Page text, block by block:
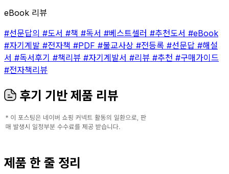
eBook 리뷰
#선문답의 #도서 #책 #독서 #베스트셀러 #추천도서 #eBook
#자기계발 #전자책 #PDF #불교사상 #전등록 #선문답 #해설
서 #독서후기 #책리뷰 #자기계발서 #리뷰 #추천 #구매가이드
#전자책리뷰
후기 기반 제품 리뷰
제품 한 줄 정리